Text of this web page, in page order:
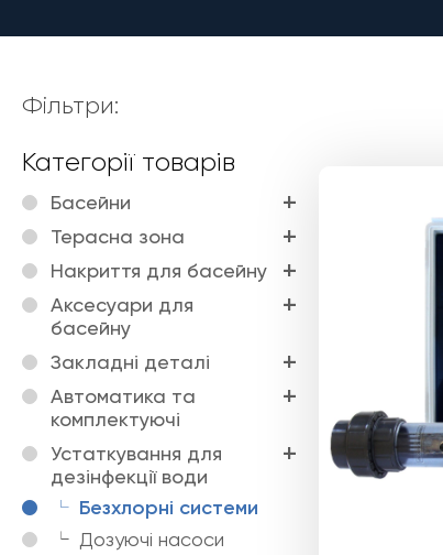
Фільтри:
Категорії товарів
Басейни
Терасна зона
Накриття для басейну
Аксесуари для
басейну
Закладні деталі
Автоматика та
комплектуючі
Устаткування для
дезінфекції води
Безхлорні системи
Дозуючі насоси